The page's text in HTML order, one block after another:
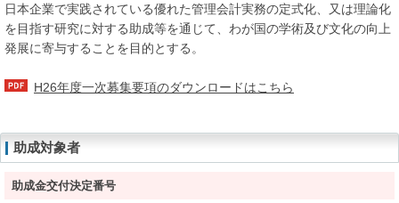
日本企業で実践されている優れた管理会計実務の定式化、又は理論化
を目指す研究に対する助成等を通じて、わが国の学術及び文化の向上
発展に寄与することを目的とする。
H26年度一次募集要項のダウンロードはこちら
助成対象者
助成金交付決定番号